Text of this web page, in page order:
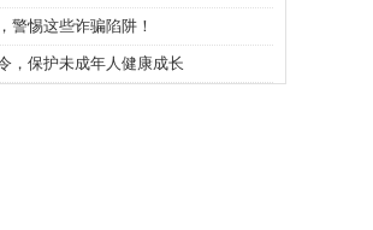
警惕这些诈骗陷阱！
，保护未成年人健康成长